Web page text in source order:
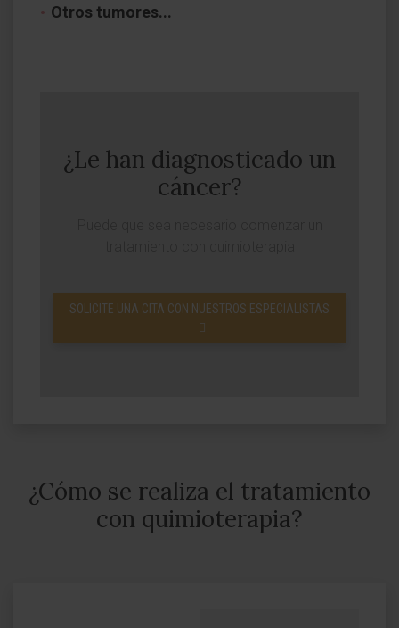
Otros tumores...
¿Le han diagnosticado un
cáncer?
SOLICITE UNA CITA CON NUESTROS ESPECIALISTAS
¿Cómo se realiza el tratamiento
con quimioterapia?